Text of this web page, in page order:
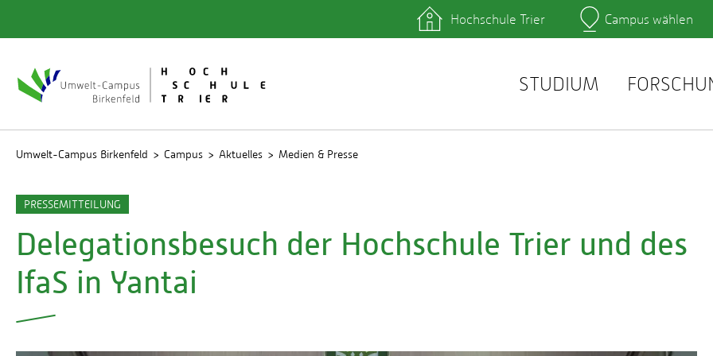
Lernplattformen
Webmail
Hochschule Trier Campus wählen
STUDIUM
Umwelt-Campus Birkenfeld Campus Aktuelles Medien & Presse
PRESSEMITTEILUNG
Delegationsbesuch der Hochschule Trier und des
IfaS in Yantai